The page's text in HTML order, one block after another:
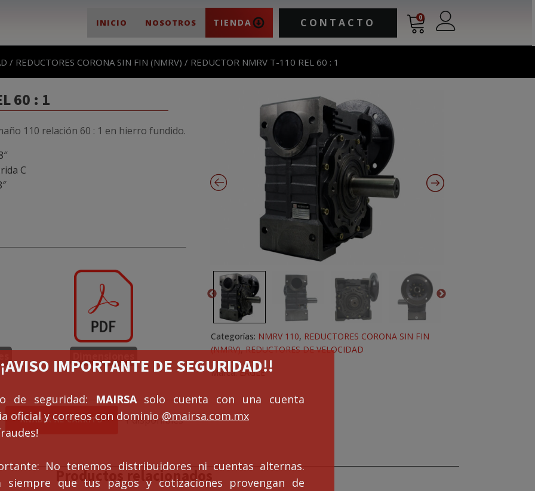
INICIO NOSOTROS TIENDA CONTACTO 0
IMPORTANTE DE SEGURIDAD!!
de seguridad: MAIRSAsolo cuenta con una cuenta
oficial y correos con dominio @mairsa.com.mx
No tenemos distribuidores ni cuentas alternas.
siempre que tus pagos y cotizaciones provengan de
/ REDUCTORES CORONA SIN FIN (NMRV) / REDUCTOR NMRV T-110 REL 60 : 1
60 : 1
110 relación 60 : 1 en hierro fundido.
C
AÑADIR AL CARRITO 1 disponibles
Categorías: NMRV 110, REDUCTORES CORONA SIN FIN
(NMRV),REDUCTORES DE VELOCIDAD
Marca:EAGLE
Productos relacionados